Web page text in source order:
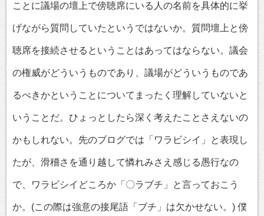
ことに議場の壇上で傍聴席にいる人の名前を具体的に挙
げながら質問していたというではないか。質問壇上と傍
聴席を接続させるということはあってはならない。議会
の権威がどういうものであり、議場がどういうものであ
るべきかということについてまったく理解していないと
いうことだ。ひょっとしたら深く考えたことさえないの
かもしれない。先のブログでは「ワラビシイ」と表現し
たが、滑稽さを通り越して憐れみさえ感じる愚行なの
で、ワラビシイどころか「〇ラブチ」と言っておこう
か。(この際は強意の接尾語「ブチ」は欠かせない。) 僕